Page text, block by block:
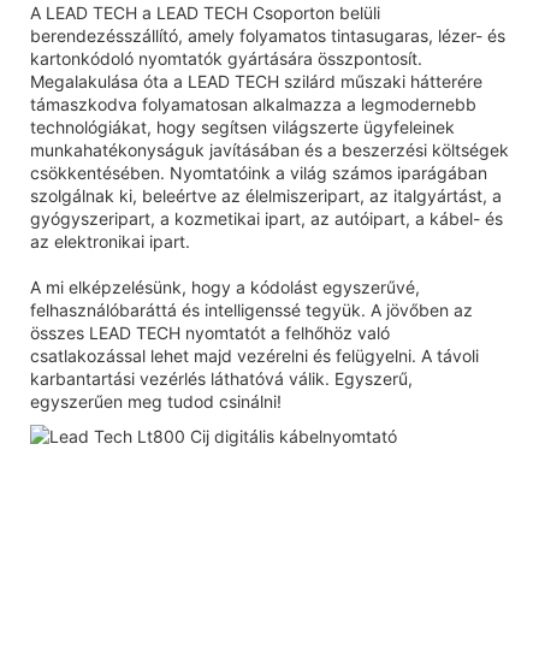
A LEAD TECH a LEAD TECH Csoporton belüli
berendezésszállító, amely folyamatos tintasugaras, lézer- és
kartonkódoló nyomtatók gyártására összpontosít.
Megalakulása óta a LEAD TECH szilárd műszaki hátterére
támaszkodva folyamatosan alkalmazza a legmodernebb
technológiákat, hogy segítsen világszerte ügyfeleinek
munkahatékonyságuk javításában és a beszerzési költségek
csökkentésében. Nyomtatóink a világ számos iparágában
szolgálnak ki, beleértve az élelmiszeripart, az italgyártást, a
gyógyszeripart, a kozmetikai ipart, az autóipart, a kábel- és
az elektronikai ipart.
A mi elképzelésünk, hogy a kódolást egyszerűvé,
felhasználóbaráttá és intelligenssé tegyük. A jövőben az
összes LEAD TECH nyomtatót a felhőhöz való
csatlakozással lehet majd vezérelni és felügyelni. A távoli
karbantartási vezérlés láthatóvá válik. Egyszerű,
egyszerűen meg tudod csinálni!